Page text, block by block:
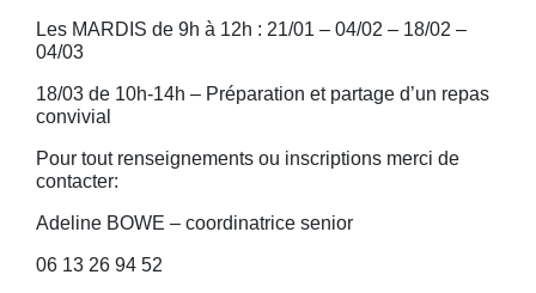
Les MARDIS de 9h à 12h : 21/01 – 04/02 – 18/02 –
04/03
18/03 de 10h-14h – Préparation et partage d’un repas
convivial
Pour tout renseignements ou inscriptions merci de
contacter:
Adeline BOWE – coordinatrice senior
06 13 26 94 52